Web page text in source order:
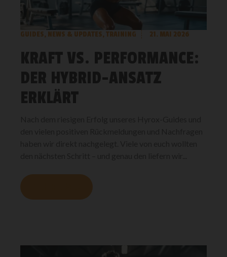
GUIDES, NEWS & UPDATES, TRAINING 21. MAI 2026
KRAFT VS. PERFORMANCE:
DER HYBRID-ANSATZ
ERKLÄRT